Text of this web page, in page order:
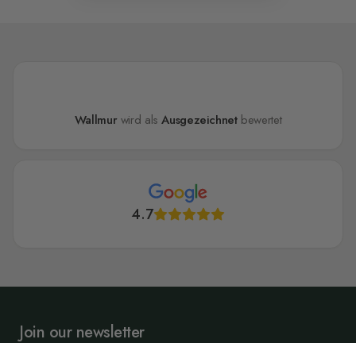
Wallmur wird alsAusgezeichnetbewertet
4.7
Join our newsletter